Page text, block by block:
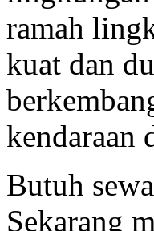
ramah
kuat dan
kendaraan
Butuh
Sekarang